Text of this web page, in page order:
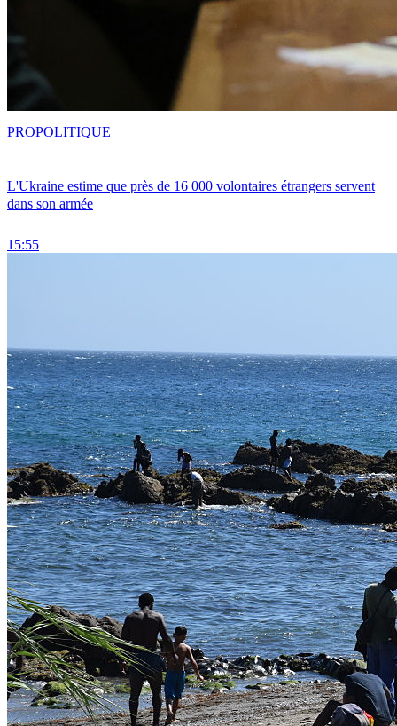
L'Ukraine estime que près de 16 000 volontaires étrangers servent
dans son armée
15:55
PROPOLITIQUE